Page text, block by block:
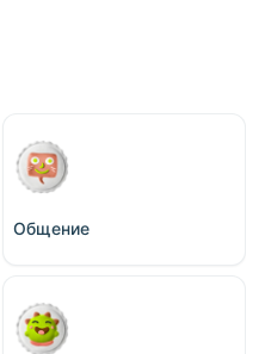
Общение